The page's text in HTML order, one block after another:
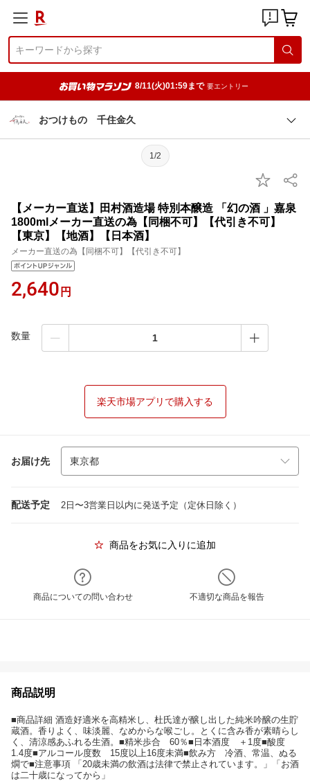
8/11(火)01:59まで 要エントリー
おつけもの 千住金久
1/2
【メーカー直送】田村酒造場 特別本醸造 「幻の酒 」嘉泉
1800mlメーカー直送の為【同梱不可】【代引き不可】
【東京】【地酒】【日本酒】
メーカー直送の為【同梱不可】【代引き不可】
2,640 円
数量
楽天市場アプリで購入する
お届け先
配送予定 2日〜3営業日以内に発送予定（定休日除く）
商品をお気に入りに追加
商品についての問い合わせ 不適切な商品を報告
商品説明
■商品詳細 酒造好適米を高精米し、杜氏達が醸し出した純米吟醸の生貯
蔵酒。香りよく、味淡麗、なめからな喉ごし。とくに含み香が素晴らし
く、清涼感あふれる生酒。■精米歩合 60％■日本酒度 ＋1度■酸度
1.4度■アルコール度数 15度以上16度未満■飲み方 冷酒、常温、ぬる
燗で■注意事項 「20歳未満の飲酒は法律で禁止されています。」「お酒
は二十歳になってから」